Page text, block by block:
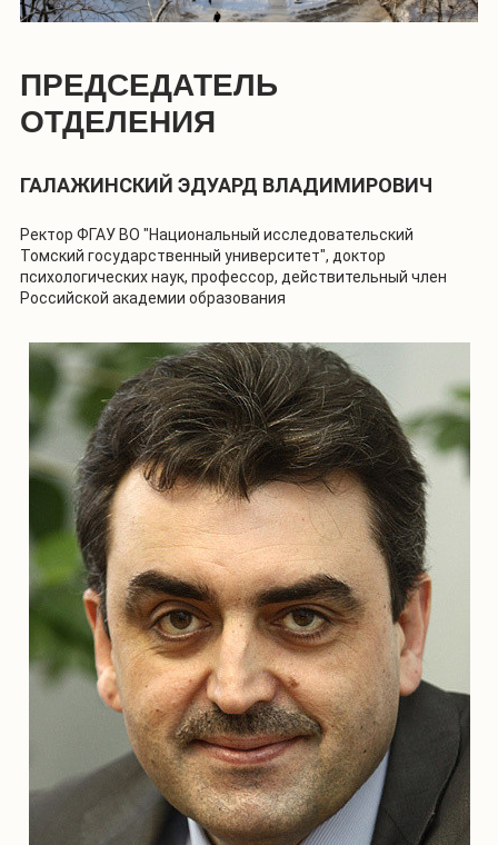
ПРЕДСЕДАТЕЛЬ
ОТДЕЛЕНИЯ
ГАЛАЖИНСКИЙ ЭДУАРД ВЛАДИМИРОВИЧ
Ректор ФГАУ ВО "Национальный исследовательский
Томский государственный университет", доктор
психологических наук, профессор, действительный член
Российской академии образования